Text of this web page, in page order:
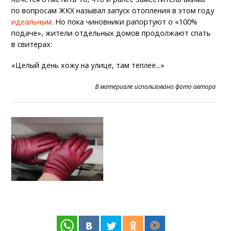
по вопросам ЖКХ называл запуск отопления в этом году
идеальным. Но пока чиновники рапортуют о «100%
подаче», жители отдельных домов продолжают спать
в свитерах:
«Целый день хожу на улице, там теплее...»
В материале использовано фото автора